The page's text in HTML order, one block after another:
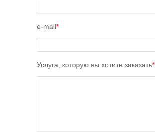
e-mail*
Услуга, которую вы хотите заказать*